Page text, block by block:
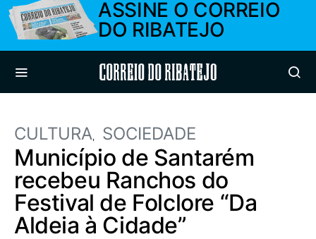
ASSINE O CORREIO
DO RIBATEJO
Correio do Ribatejo
CULTURA SOCIEDADE
Município de Santarém
recebeu Ranchos do
Festival de Folclore “Da
Aldeia à Cidade”